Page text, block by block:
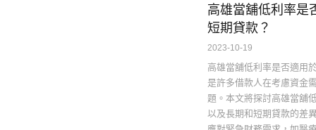
高雄當舖低利率是
短期貸款？
2023-10-19
高雄當舖低利率是否適用
是許多借款人在考慮資金
題。本文將探討高雄當舖
以及長期和短期貸款的差